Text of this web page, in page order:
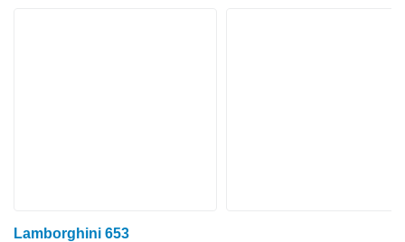
Lamborghini 653